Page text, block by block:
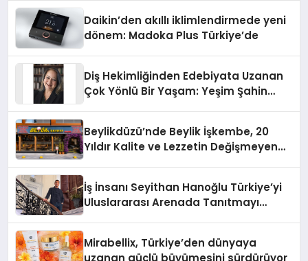
Daikin’den akıllı iklimlendirmede yeni
dönem: Madoka Plus Türkiye’de
Diş Hekimliğinden Edebiyata Uzanan
Çok Yönlü Bir Yaşam: Yeşim Şahin
Beylikdüzü’nde Beylik İşkembe, 20
Yıldır Kalite ve Lezzetin Değişmeyen
İş İnsanı Seyithan Hanoğlu Türkiye’yi
Uluslararası Arenada Tanıtmayı
Mirabellix, Türkiye’den dünyaya
uzanan güçlü büyümesini sürdürüyor